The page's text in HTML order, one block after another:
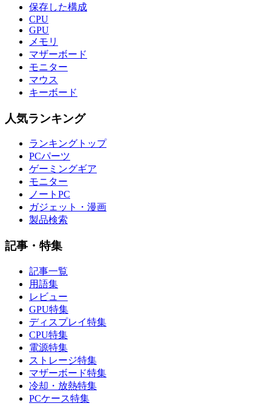
保存した構成
CPU
GPU
メモリ
マザーボード
モニター
マウス
キーボード
人気ランキング
ランキングトップ
PCパーツ
ゲーミングギア
モニター
ノートPC
ガジェット・漫画
製品検索
記事・特集
記事一覧
用語集
レビュー
GPU特集
ディスプレイ特集
CPU特集
電源特集
ストレージ特集
マザーボード特集
冷却・放熱特集
PCケース特集